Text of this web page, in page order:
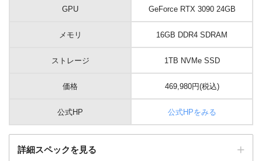
GPU GeForce RTX 3090 24GB
メモリ 16GB DDR4 SDRAM
ストレージ 1TB NVMe SSD
価格 469,980円(税込)
公式HP 公式HPをみる
詳細スペックを見る